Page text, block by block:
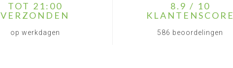
TOT 21:00
VERZONDEN
op werkdagen
8.9 / 10
KLANTENSCORE
586 beoordelingen